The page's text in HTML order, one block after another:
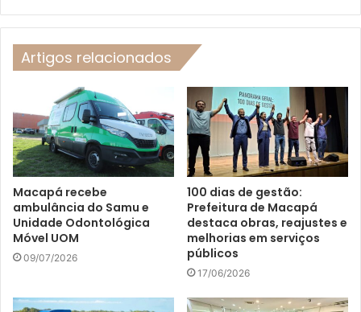
Artigos relacionados
Macapá recebe
ambulância do Samu e
Unidade Odontológica
Móvel UOM
09/07/2026
100 dias de gestão:
Prefeitura de Macapá
destaca obras, reajustes e
melhorias em serviços
públicos
17/06/2026